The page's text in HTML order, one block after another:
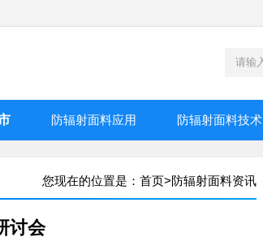
防辐射面料应用 防辐射面料技术
您现在的位置是： 首页>防辐射面料资讯
讨会